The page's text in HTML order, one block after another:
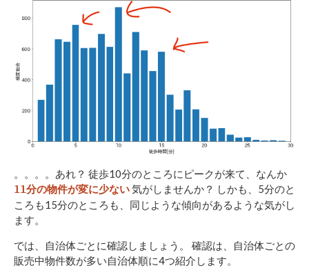
。。。。あれ？ 徒歩10分のところにピークが来て、なんか
11分の物件が変に少ない気がしませんか？ しかも、5分のと
ころも15分のところも、同じような傾向があるような気がし
ます。
では、自治体ごとに確認しましょう。 確認は、自治体ごとの
販売中物件数が多い自治体順に4つ紹介します。